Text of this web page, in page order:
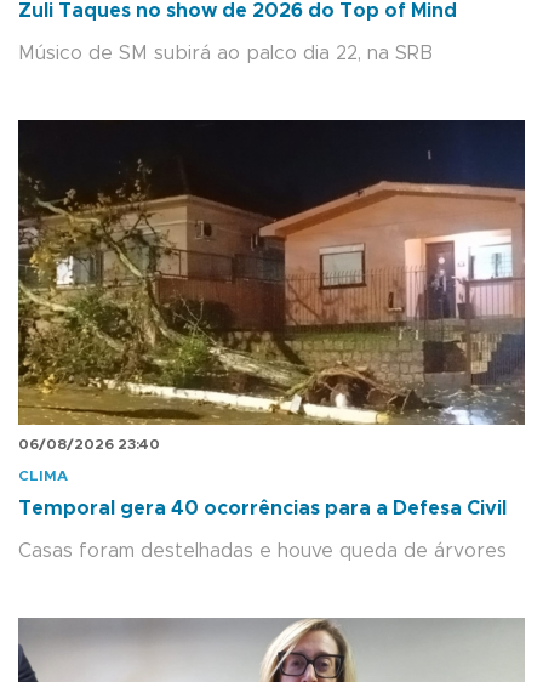
Zuli Taques no show de 2026 do Top of Mind
Músico de SM subirá ao palco dia 22, na SRB
06/08/2026 23:40
CLIMA
Temporal gera 40 ocorrências para a Defesa Civil
Casas foram destelhadas e houve queda de árvores